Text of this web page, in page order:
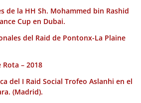
de la HH Sh. Mohammed bin Rashid
Cup en Dubai.
del Raid de Pontonx-La Plaine
– 2018
del I Raid Social Trofeo Aslanhi en el
(Madrid).